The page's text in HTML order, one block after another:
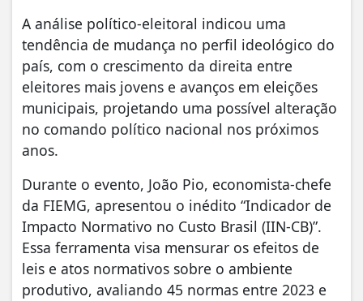
A análise político-eleitoral indicou uma
tendência de mudança no perfil ideológico do
país, com o crescimento da direita entre
eleitores mais jovens e avanços em eleições
municipais, projetando uma possível alteração
no comando político nacional nos próximos
anos.
Durante o evento, João Pio, economista-chefe
da FIEMG, apresentou o inédito “Indicador de
Impacto Normativo no Custo Brasil (IIN-CB)”.
Essa ferramenta visa mensurar os efeitos de
leis e atos normativos sobre o ambiente
produtivo, avaliando 45 normas entre 2023 e